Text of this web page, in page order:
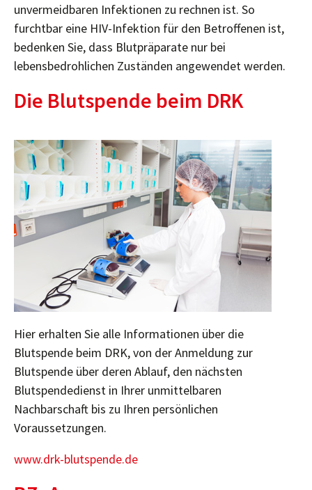
unvermeidbaren Infektionen zu rechnen ist. So
furchtbar eine HIV-Infektion für den Betroffenen ist,
bedenken Sie, dass Blutpräparate nur bei
lebensbedrohlichen Zuständen angewendet werden.
Die Blutspende beim DRK
Hier erhalten Sie alle Informationen über die
Blutspende beim DRK, von der Anmeldung zur
Blutspende über deren Ablauf, den nächsten
Blutspendedienst in Ihrer unmittelbaren
Nachbarschaft bis zu Ihren persönlichen
Voraussetzungen.
www.drk-blutspende.de